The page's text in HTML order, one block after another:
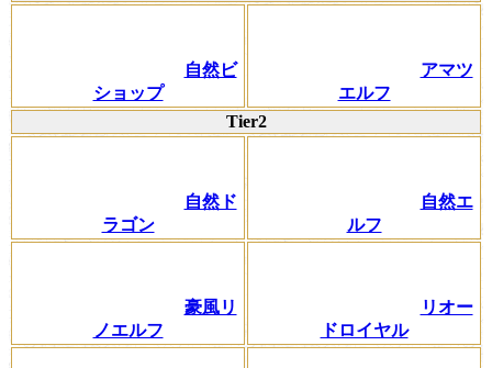
自然ビ
ショップ
アマツ
エルフ
Tier2
自然ド
ラゴン
自然エ
ルフ
豪風リ
ノエルフ
リオー
ドロイヤル